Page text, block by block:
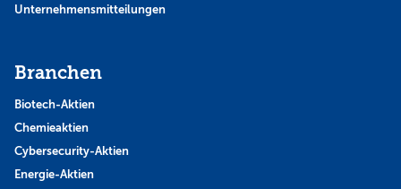
Unternehmensmitteilungen
Branchen
Biotech-Aktien
Chemieaktien
Cybersecurity-Aktien
Energie-Aktien